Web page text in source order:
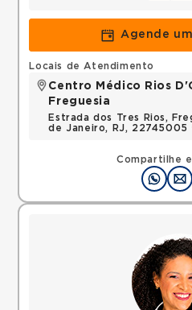
Agende
Compartilhe
Locais de Atendimento
Centro Médico Rios
Freguesia
Estrada dos Tres Rios,
de Janeiro, RJ, 22745005